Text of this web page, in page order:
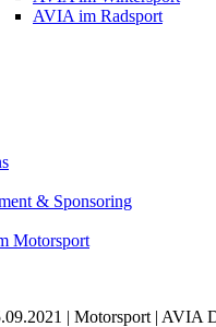
AVIA im Radsport
& Sponsoring
Motorsport
| Motorsport | AVIA